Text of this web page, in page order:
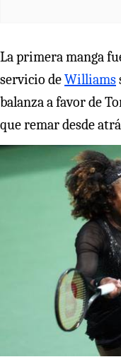
La primera manga
servicio deWilliams
balanza a favor de
que remar desde